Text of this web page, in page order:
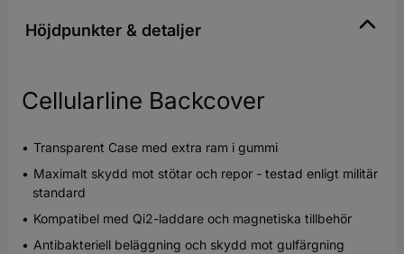
Höjdpunkter & detaljer
Cellularline Backcover
Transparent Case med extra ram i gummi
Maximalt skydd mot stötar och repor - testad enligt militär
standard
Kompatibel med Qi2-laddare och magnetiska tillbehör
Antibakteriell beläggning och skydd mot gulfärgning